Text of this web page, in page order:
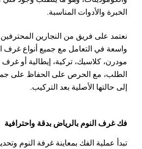
الخبرة والأدوات المناسبة.
نعتمد على فريق من النجارين
واسعة في التعامل مع جميع أنواع غرف
مودرن، كلاسيك، تركية، إيطالية أو
الطلب، مع الحرص على الحفاظ على
إلى حالتها الأصلية بعد التركيب.
فك غرف النوم بالرياض بدقة واحترافية
تبدأ عملية الفك بمعاينة غرفة النوم